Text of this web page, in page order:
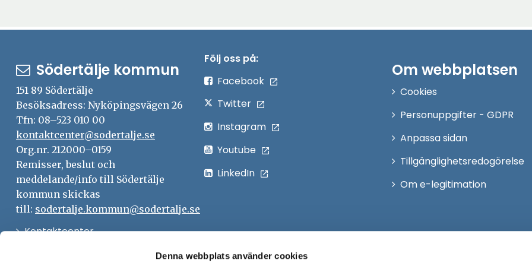
Denna webbplats använder cookies
Södertälje kommun
151 89 Södertälje
Besöksadress: Nyköpingsvägen 26
Tfn: 08–523 010 00
kontaktcenter@sodertalje.se
Org.nr. 212000–0159
Remisser, beslut och
meddelande/info till Södertälje
kommun skickas
till: sodertalje.kommun@sodertalje.se
KontaktcenterÖppna
Följ oss på:
Facebook
Twitter
Instagram
Youtube
LinkedIn
Om webbplatsen
Cookies
Personuppgifter - GDPR
Anpassa sidan
Tillgänglighetsredogörelse
Om e-legitimation